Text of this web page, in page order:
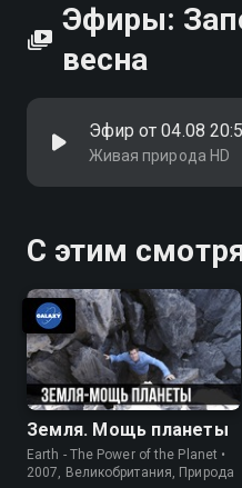
Эфиры:
весна
Эфир от 04.08
Живая природа HD
С этим
Земля. Мощь планеты
Earth - The Power of the Planet •
2007, Великобритания, Природа